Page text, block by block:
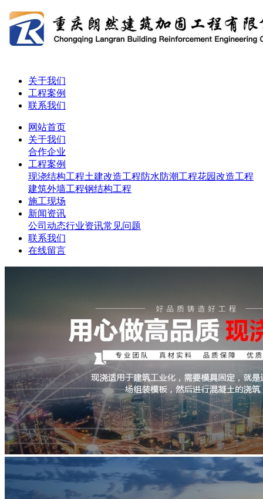
关于我们
工程案例
联系我们
网站首页
关于我们
合作企业
工程案例
现浇结构工程土建改造工程防水防潮工程花园改造工程
建筑外墙工程钢结构工程
施工现场
新闻资讯
公司动态行业资讯常见问题
联系我们
在线留言